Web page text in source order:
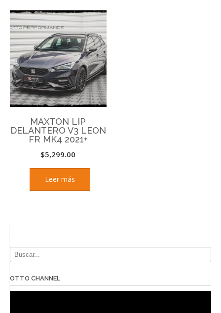
MAXTON LIP
DELANTERO V3 LEON
FR MK4 2021+
$5,299.00
Leer más
OTTO CHANNEL